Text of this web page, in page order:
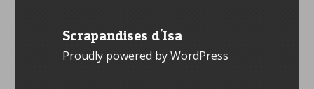
Scrapandises d'Isa
Proudly powered by WordPress